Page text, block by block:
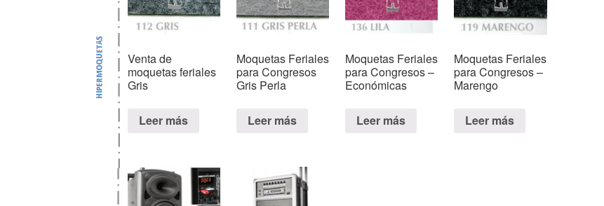
Venta de
moquetas feriales
Gris
Leer más
Moquetas Feriales
para Congresos
Gris Perla
Leer más
Moquetas Feriales
para Congresos –
Económicas
Leer más
Moquetas Feriales
para Congresos –
Marengo
Leer más